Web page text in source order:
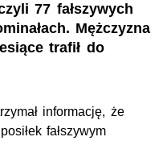
77 fałszywych
Mężczyzna
trafił do
informację, że
fałszywym